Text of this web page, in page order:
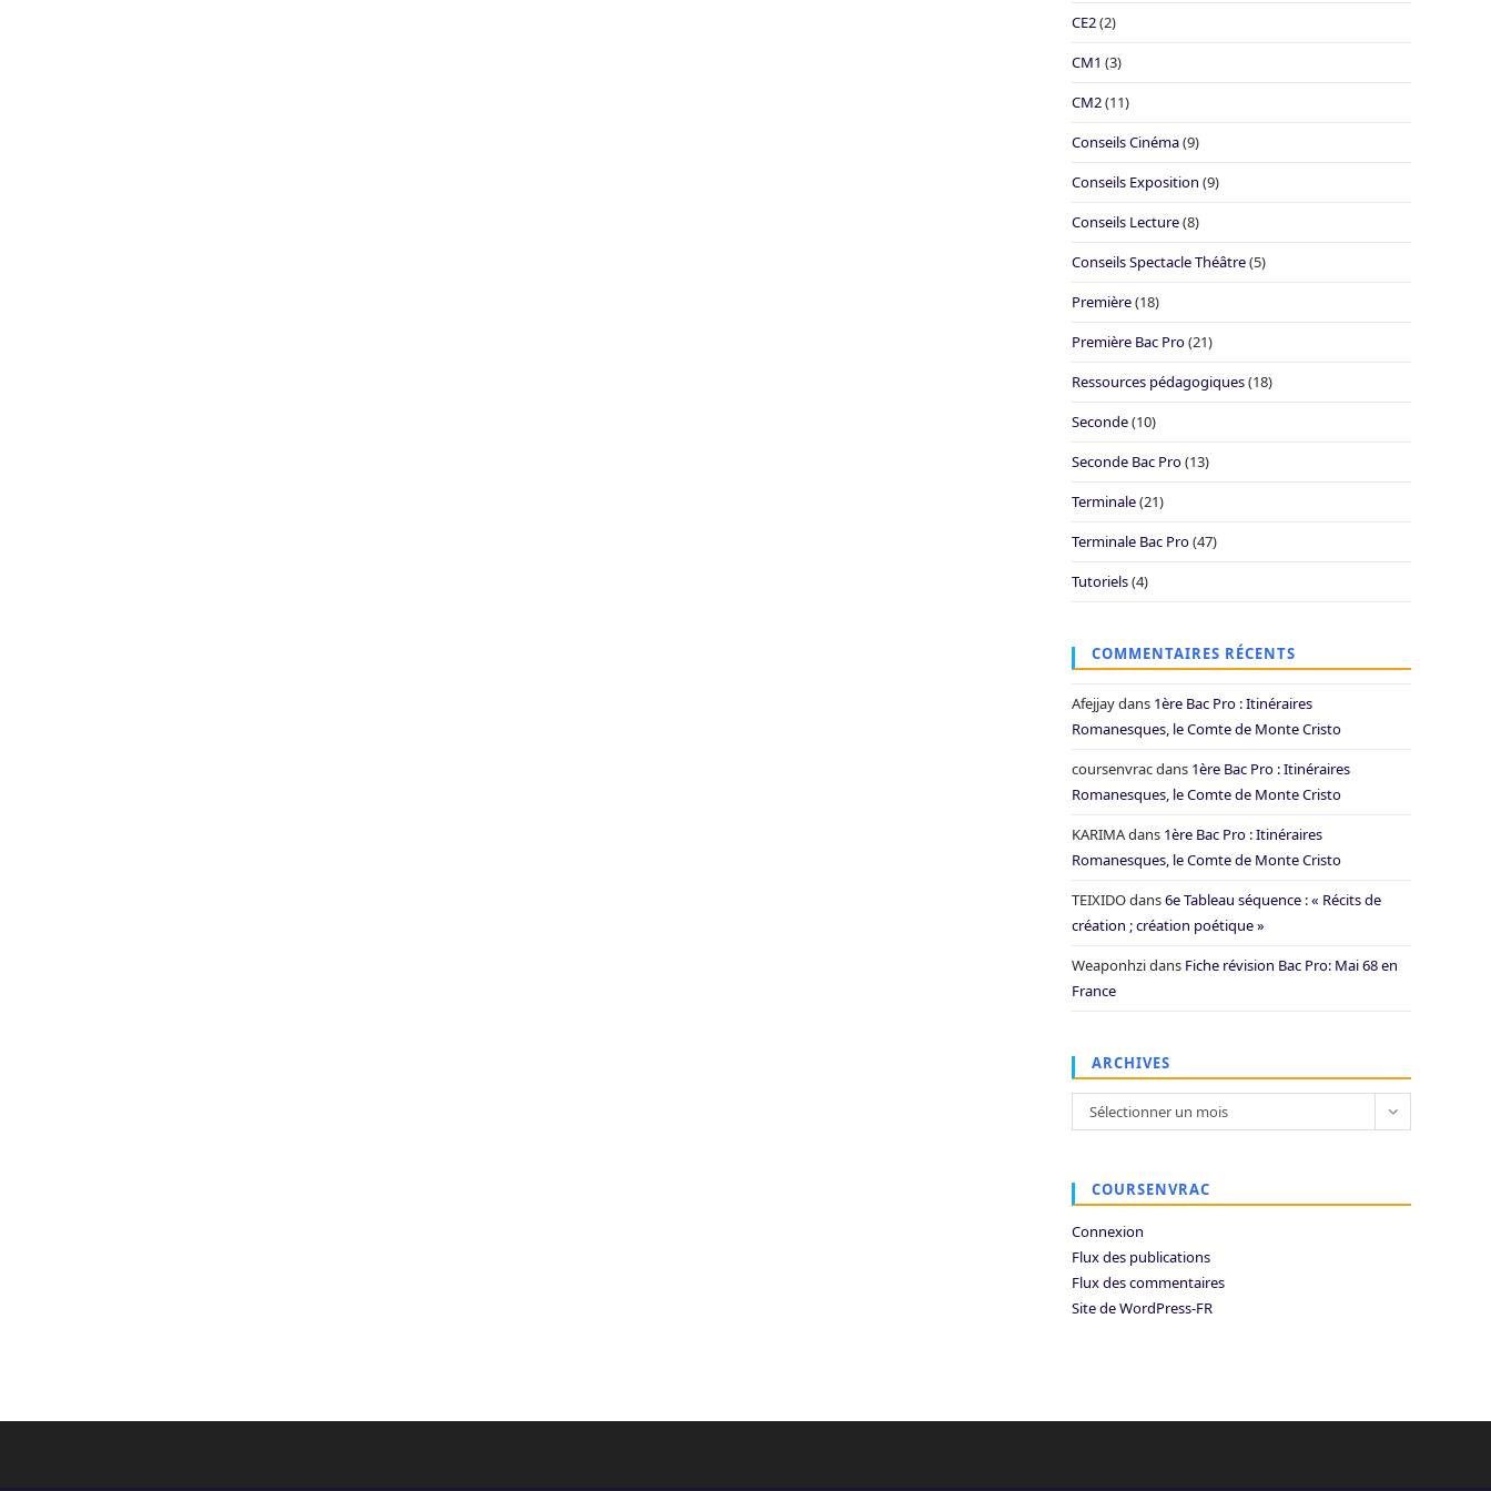
CE2(2)
CM1 (3)
CM2(11)
Conseils Cinéma(9)
Conseils Exposition (9)
Conseils Lecture(8)
Conseils Spectacle Théâtre(5)
Première(18)
Première Bac Pro(21)
Ressources pédagogiques(18)
Seconde(10)
Seconde Bac Pro(13)
Terminale(21)
Terminale Bac Pro(47)
Tutoriels(4)
COMMENTAIRES RÉCENTS
Afejjaydans 1ère Bac Pro : Itinéraires
Romanesques, le Comte de Monte Cristo
coursenvracdans 1ère Bac Pro : Itinéraires
Romanesques, le Comte de Monte Cristo
KARIMAdans 1ère Bac Pro : Itinéraires
Romanesques, le Comte de Monte Cristo
TEIXIDOdans6e Tableau séquence : « Récits de
création ; création poétique »
Weaponhzidans Fiche révision Bac Pro: Mai 68 en
France
ARCHIVES
Archives
Sélectionner un mois
COURSENVRAC
Connexion
Flux des publications
Flux des commentaires
Site de WordPress-FR